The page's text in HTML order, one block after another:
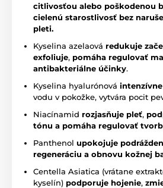
citlivosťou alebo poškodenou
cielenú starostlivosť bez
pleti.
Kyselina azelaová redukuje
exfoliuje, pomáha regulovať
antibakteriálne účinky.
Kyselina hyalurónová
vodu v pokožke, vytvára pocit
Niacínamid rozjasňuje pleť,
tónu a pomáha regulovať
Panthenol upokojuje
regeneráciu a obnovu kožnej
Centella Asiatica (vrátane
kyselín) podporuje hojenie,